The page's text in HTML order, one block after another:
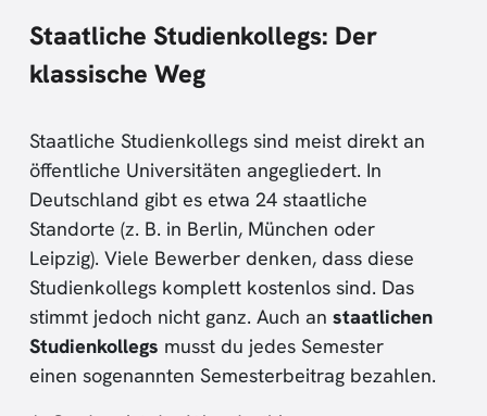
Staatliche Studienkollegs: Der
klassische Weg
Staatliche Studienkollegs sind meist direkt an
öffentliche Universitäten angegliedert. In
Deutschland gibt es etwa 24 staatliche
Standorte (z. B. in Berlin, München oder
Leipzig). Viele Bewerber denken, dass diese
Studienkollegs komplett kostenlos sind. Das
stimmt jedoch nicht ganz. Auch an staatlichen
Studienkollegs musst du jedes Semester
einen sogenannten Semesterbeitrag bezahlen.